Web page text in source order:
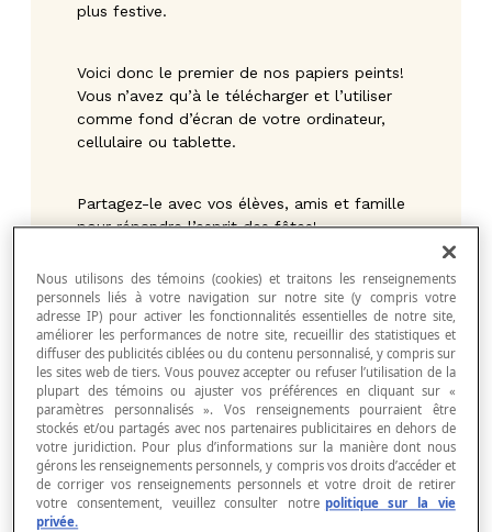
plus festive.
Voici donc le premier de nos papiers peints!
Vous n’avez qu’à le télécharger et l’utiliser
comme fond d’écran de votre ordinateur,
cellulaire ou tablette.
Partagez-le avec vos élèves, amis et famille
pour répandre l’esprit des fêtes!
Nous utilisons des témoins (cookies) et traitons les renseignements
personnels liés à votre navigation sur notre site (y compris votre
adresse IP) pour activer les fonctionnalités essentielles de notre site,
améliorer les performances de notre site, recueillir des statistiques et
diffuser des publicités ciblées ou du contenu personnalisé, y compris sur
les sites web de tiers. Vous pouvez accepter ou refuser l’utilisation de la
plupart des témoins ou ajuster vos préférences en cliquant sur «
paramètres personnalisés ». Vos renseignements pourraient être
stockés et/ou partagés avec nos partenaires publicitaires en dehors de
votre juridiction. Pour plus d’informations sur la manière dont nous
gérons les renseignements personnels, y compris vos droits d’accéder et
de corriger vos renseignements personnels et votre droit de retirer
votre consentement, veuillez consulter notre politique sur la vie
privée.